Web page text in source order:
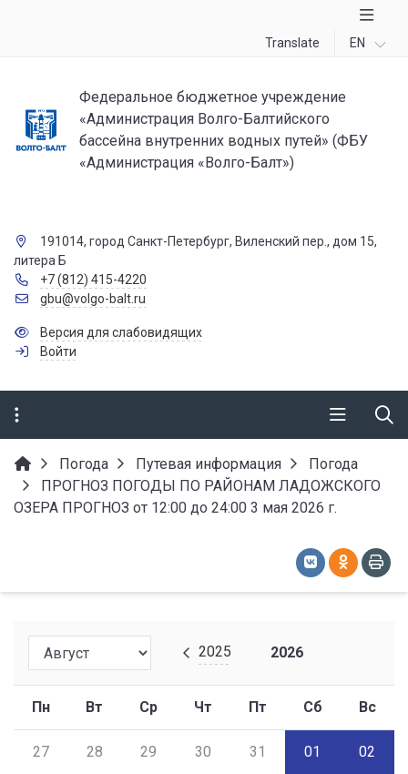
Translate EN
Федеральное бюджетное учреждение
«Администрация Волго-Балтийского
бассейна внутренних водных путей» (ФБУ
«Администрация «Волго-Балт»)
191014, город Санкт-Петербург, Виленский пер., дом 15,
литера Б
+7 (812) 415-4220
gbu@volgo-balt.ru
Версия для слабовидящих
Войти
Погода Путевая информация
Погода
ПРОГНОЗ ПОГОДЫ ПО РАЙОНАМ ЛАДОЖСКОГО
ОЗЕРА ПРОГНОЗ от 12:00 до 24:00 3 мая 2026 г.
2025 2026
Пн Вт Ср Чт Пт Сб Вс
27 28 29 30 31 01 02